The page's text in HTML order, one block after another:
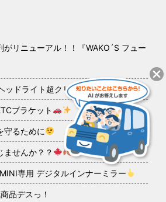
がリニューアル！！『WAKO´S フュー
ッドライト超クリアコーティング
ブラケット
守るために
ませんか？？
専用 デジタルインナーミラー
品デスっ！